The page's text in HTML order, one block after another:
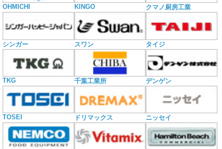
OHMICHI KINGO クマノ厨房工業
シンガー スワン タイジ
TKG 千葉工業所 デンゲン
TOSEI ドリマックス ニッセイ